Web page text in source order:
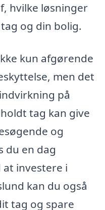
hvilke løsninger
og din bolig.
kun afgørende
men det
på
tag kan give
og
du en dag
investere i
kan du også
tag og spare